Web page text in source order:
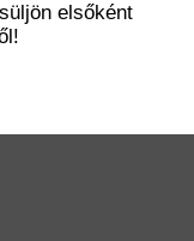
elsőként